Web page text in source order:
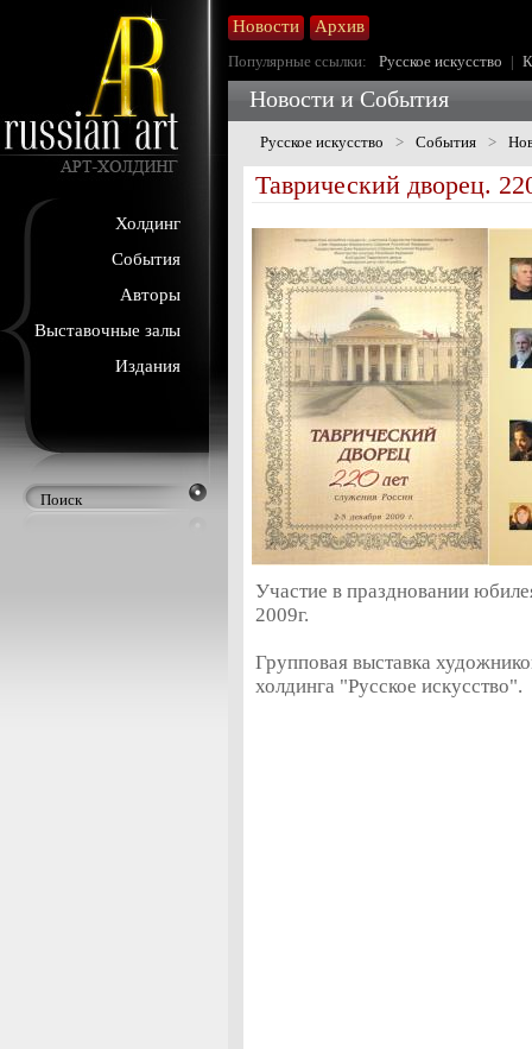
Холдинг
События
Авторы
Выставочные залы
Издания
Новости Архив
Популярные ссылки: Русское искусство |
Новости и События
Русское искусство > События >
Таврический дворец.
Участие в праздновании
2009г.
Групповая выставка
холдинга "Русское искусство".